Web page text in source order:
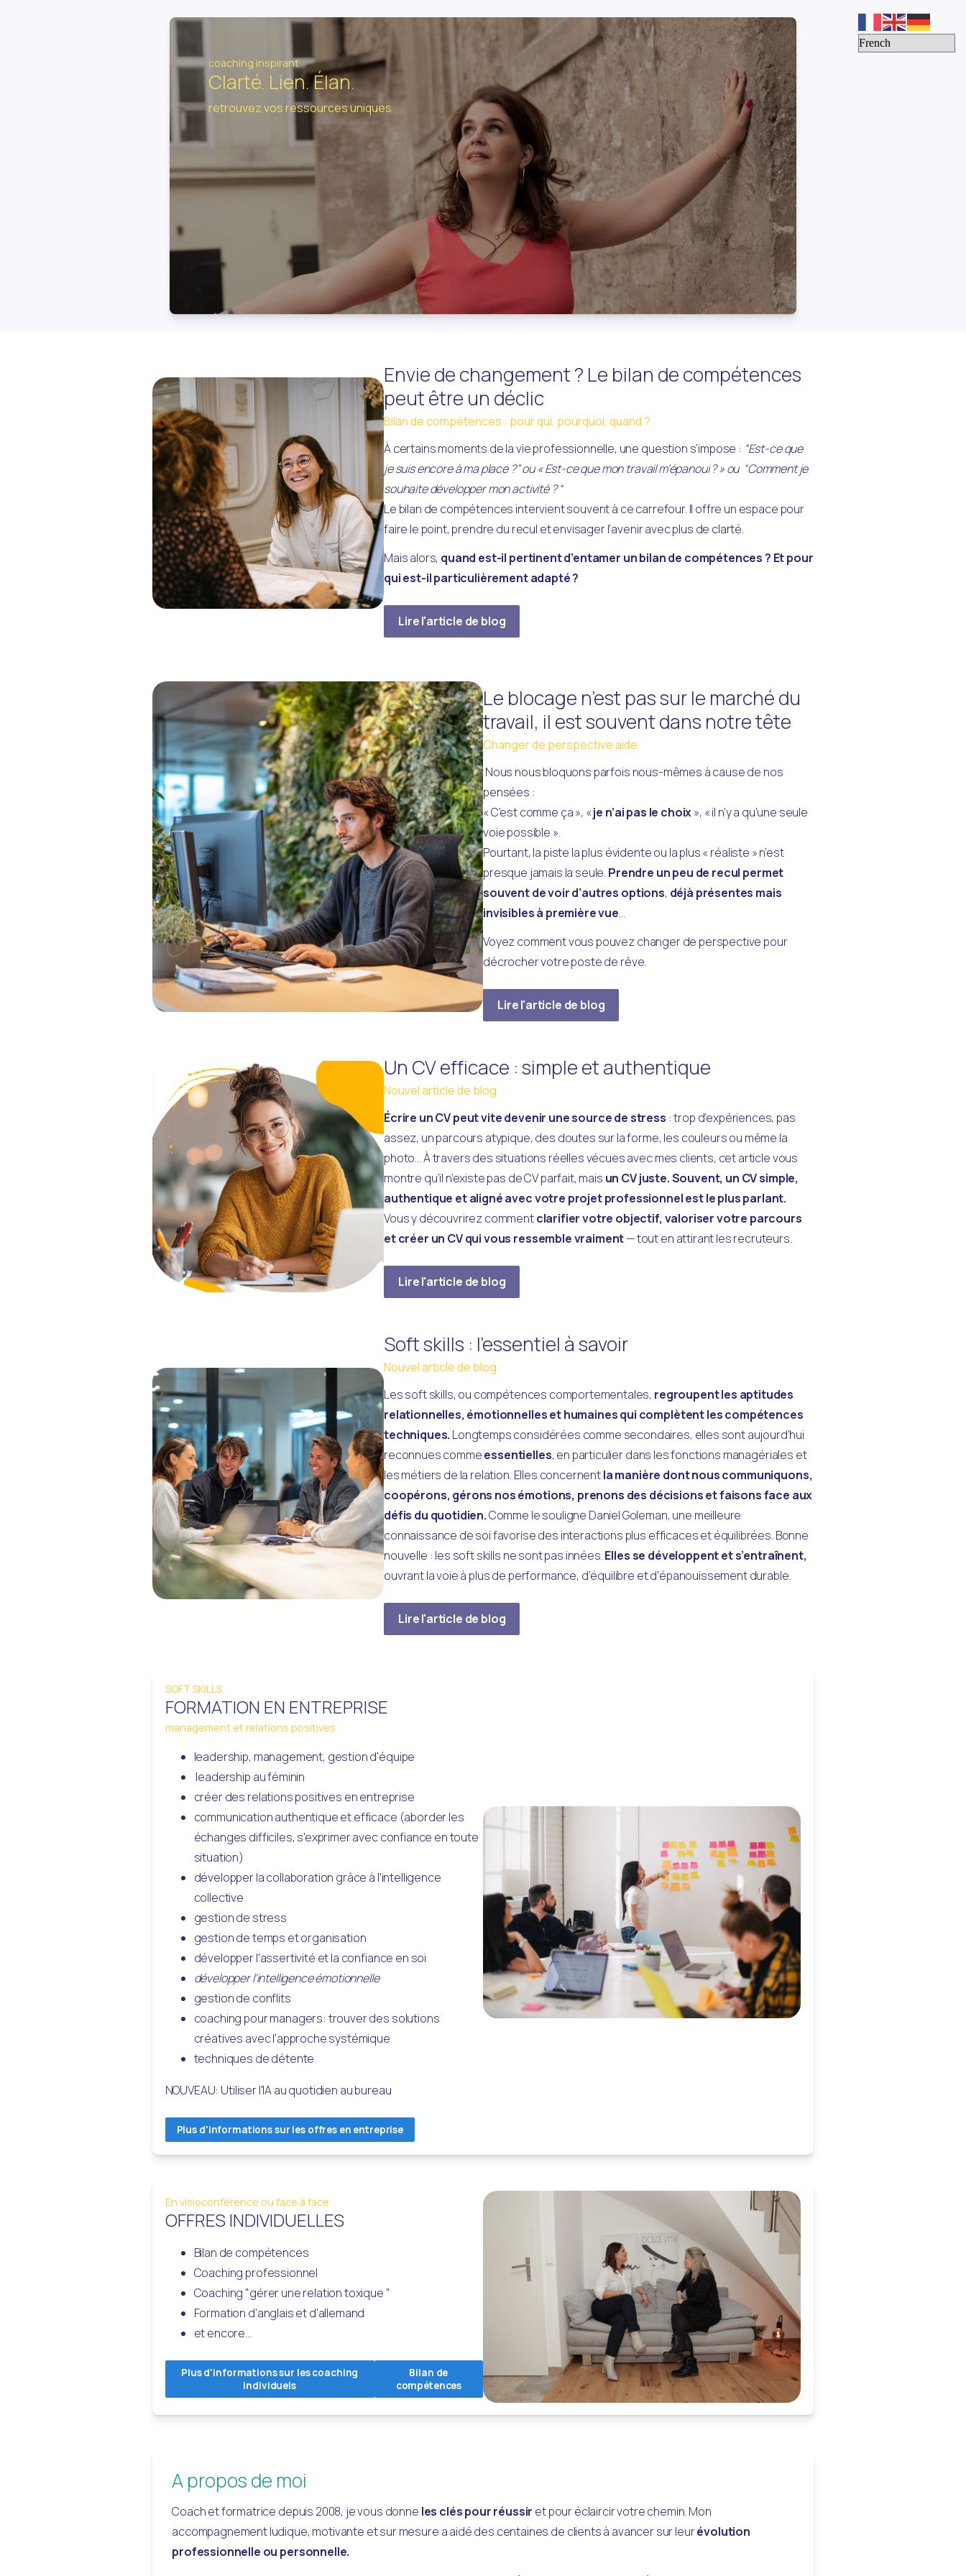
coaching inspirant
Clarté. Lien. Élan.
retrouvez vos ressources uniques
Envie de changement ? Le bilan de compétences
peut être un déclic
Bilan de compétences : pour qui, pourquoi, quand ?
À certains moments de la vie professionnelle, une question s’impose : “Est-ce que
je suis encore à ma place ?” ou « Est-ce que mon travail m’épanoui ? » ou  “Comment je
souhaite développer mon activité ? “
Le bilan de compétences intervient souvent à ce carrefour. Il offre un espace pour
faire le point, prendre du recul et envisager l’avenir avec plus de clarté.
Mais alors, quand est-il pertinent d’entamer un bilan de compétences ? Et pour
qui est-il particulièrement adapté ?
Lire l'article de blog
Le blocage n’est pas sur le marché du
travail, il est souvent dans notre tête
Changer de perspective aide
Nous nous bloquons parfois nous-mêmes à cause de nos
pensées :
« C’est comme ça », « je n’ai pas le choix », « il n’y a qu’une seule
voie possible ».
Pourtant, la piste la plus évidente ou la plus « réaliste » n’est
presque jamais la seule. Prendre un peu de recul permet
souvent de voir d’autres options, déjà présentes mais
invisibles à première vue...
Voyez comment vous pouvez changer de perspective pour
décrocher votre poste de rêve.
Lire l'article de blog
Un CV efficace : simple et authentique
Nouvel article de blog
Écrire un CV peut vite devenir une source de stress : trop d’expériences, pas
assez, un parcours atypique, des doutes sur la forme, les couleurs ou même la
photo… À travers des situations réelles vécues avec mes clients, cet article vous
montre qu’il n’existe pas de CV parfait, mais un CV juste. Souvent, un CV simple,
authentique et aligné avec votre projet professionnel est le plus parlant.
Vous y découvrirez comment clarifier votre objectif, valoriser votre parcours
et créer un CV qui vous ressemble vraiment — tout en attirant les recruteurs.
Lire l'article de blog
Soft skills : l’essentiel à savoir
Nouvel article de blog
Les soft skills, ou compétences comportementales, regroupent les aptitudes
relationnelles, émotionnelles et humaines qui complètent les compétences
techniques. Longtemps considérées comme secondaires, elles sont aujourd’hui
reconnues comme essentielles, en particulier dans les fonctions managériales et
les métiers de la relation. Elles concernent la manière dont nous communiquons,
coopérons, gérons nos émotions, prenons des décisions et faisons face aux
défis du quotidien. Comme le souligne Daniel Goleman, une meilleure
connaissance de soi favorise des interactions plus efficaces et équilibrées. Bonne
nouvelle : les soft skills ne sont pas innées.
ouvrant la voie à plus de performance, d’équilibre et d’épanouissement durable.
Lire l'article de blog
SOFT SKILLS
FORMATION EN ENTREPRISE
management et relations positives
leadership, management, gestion d'équipe
leadership au féminin
créer des relations positives en entreprise
communication authentique et efficace (aborder les
échanges difficiles, s'exprimer avec confiance en toute
situation)
développer la collaboration grâce à l'intelligence
collective
gestion de stress
gestion de temps et organisation
développer l'assertivité et la confiance en soi
développer l'intelligence émotionnelle
gestion de conflits
coaching pour managers: trouver des solutions
créatives avec l'approche systémique
techniques de détente
NOUVEAU: Utiliser l'IA au quotidien au bureau
Plus d'informations sur les offres en entreprise
En visioconférence ou face à face
OFFRES INDIVIDUELLES
Bilan de compétences
Coaching professionnel
Coaching "gérer une relation toxique "
Formation d'anglais et d'allemand
et encore...
Plus d'informations sur les coaching
individuels
Bilan de
compétences
A propos de moi
Coach et formatrice depuis 2008, je vous donne les clés pour réussir et pour éclaircir votre chemin. Mon
accompagnement ludique, motivante et sur mesure a aidé des centaines de clients à avancer sur leur évolution
professionnelle ou personnelle.